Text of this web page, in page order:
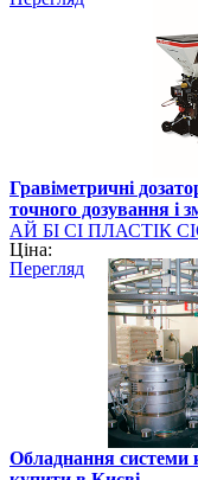
Гравіметричні
точного дозування і
АЙ БІ СІ ПЛАСТІК
рішень для виробників
Ціна:
Перегляд
Обладнання системи